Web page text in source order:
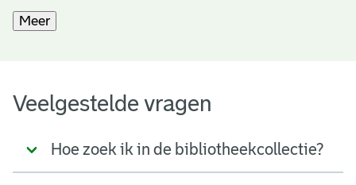
Meer
Veelgestelde vragen
Hoe zoek ik in de bibliotheekcollectie?